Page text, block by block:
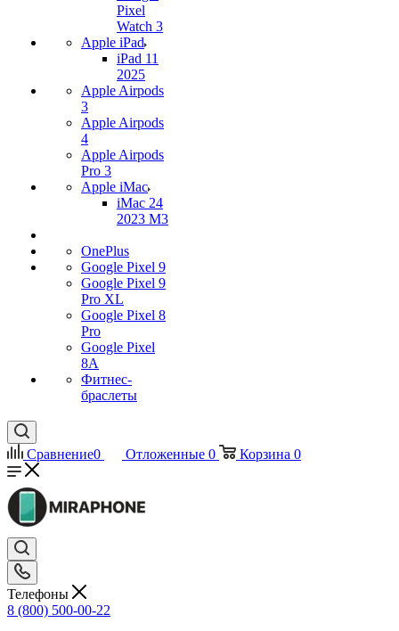
Pixel
Watch 3
Apple iPad
iPad 11
2025
Apple Airpods
3
Apple Airpods
4
Apple Airpods
Pro 3
Apple iMac
iMac 24
2023 M3
OnePlus
Google Pixel 9
Google Pixel 9
Pro XL
Google Pixel 8
Pro
Google Pixel
8A
Фитнес-
браслеты
Сравнение0 Отложенные 0 Корзина 0
Телефоны
8 (800) 500-00-22